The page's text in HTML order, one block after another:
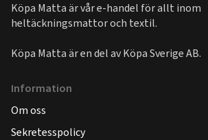
Köpa Matta är vår e-handel för allt inom
heltäckningsmattor och textil.
Köpa Matta är en del avKöpa Sverige AB.
Information
Om oss
Sekretesspolicy